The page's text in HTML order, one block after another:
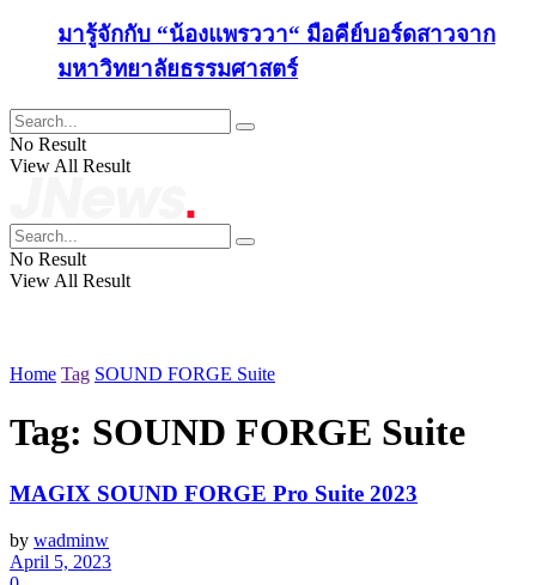
มารู้จักกับ “น้องแพรววา“ มือคีย์บอร์ดสาวจาก
มหาวิทยาลัยธรรมศาสตร์
No Result
View All Result
No Result
View All Result
Home Tag SOUND FORGE Suite
Tag: SOUND FORGE Suite
MAGIX SOUND FORGE Pro Suite 2023
by wadminw
April 5, 2023